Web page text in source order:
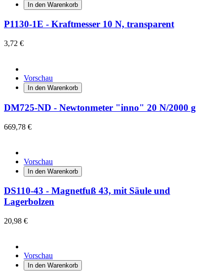
In den Warenkorb
P1130-1E - Kraftmesser 10 N, transparent
3,72 €
Vorschau
In den Warenkorb
DM725-ND - Newtonmeter "inno" 20 N/2000 g
669,78 €
Vorschau
In den Warenkorb
DS110-43 - Magnetfuß 43, mit Säule und
Lagerbolzen
20,98 €
Vorschau
In den Warenkorb